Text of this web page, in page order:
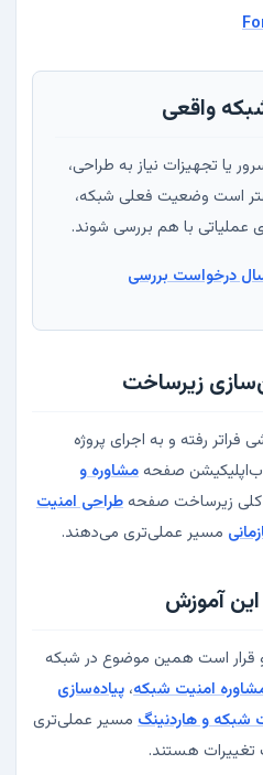
واقعی
یا تجهیزات نیاز به طراحی،
بهتر است وضعیت فعلی شبکه،
با هم بررسی شوند.
درخواست بررسی
زیرساخت
فراتر رفته و به اجرای پروژه
صفحه مشاوره و
کلی زیرساخت صفحه طراحی امنیت
مسیر عملی‌تری می‌دهند.
آموزش
است همین موضوع در شبکه
امنیت شبکه، پیاده‌سازی
شبکه و هاردنینگ مسیر عملی‌تری
تغییرات هستند.